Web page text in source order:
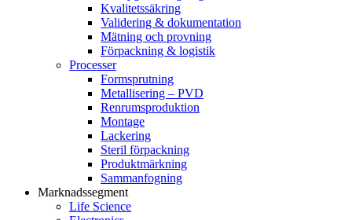
Kvalitetssäkring
Validering & dokumentation
Mätning och provning
Förpackning & logistik
Processer
Formsprutning
Metallisering – PVD
Renrumsproduktion
Montage
Lackering
Steril förpackning
Produktmärkning
Sammanfogning
Marknadssegment
Life Science